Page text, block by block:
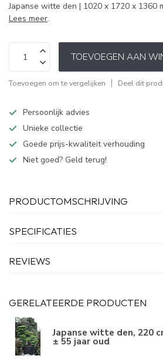
Japanse witte den | 1020 x 1720 x 1360
Lees meer.
TOEVOEGEN AAN
Toevoegen om te vergelijken Deel dit
Persoonlijk advies
Unieke collectie
Goede prijs-kwaliteit verhouding
Niet goed? Geld terug!
PRODUCTOMSCHRIJVING
SPECIFICATIES
REVIEWS
GERELATEERDE PRODUCTEN
Japanse witte den, 220
± 55 jaar oud